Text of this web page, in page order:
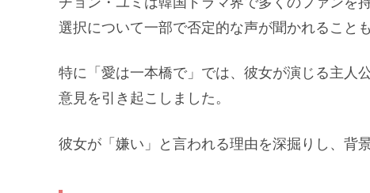
選択について一部で否定的な声が聞かれること
特に「愛は一本橋で」では、彼女が演じる主人
意見を引き起こしました。
彼女が「嫌い」と言われる理由を深掘りし、背